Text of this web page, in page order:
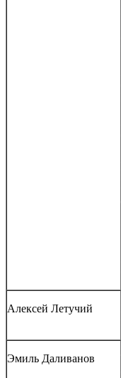
Алексей Летучий
Эмиль Даливанов